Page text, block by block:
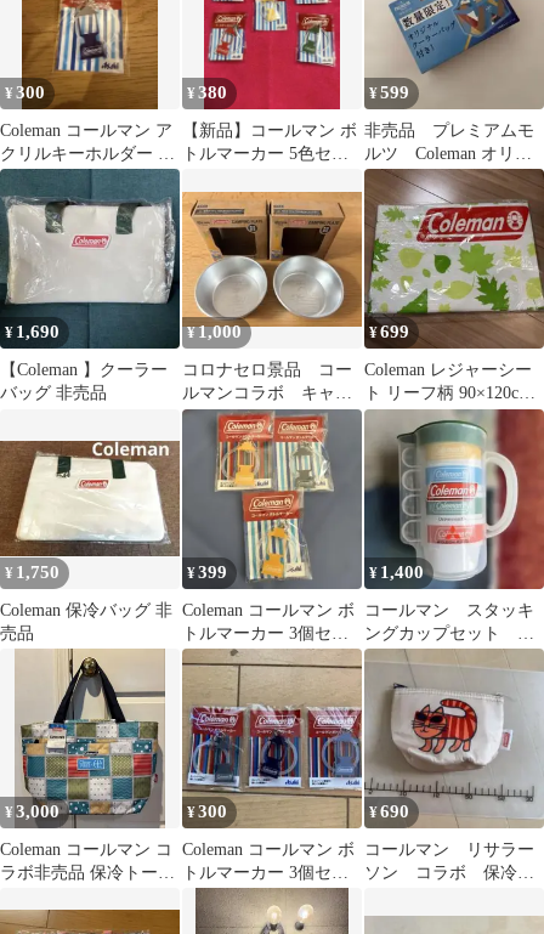
¥300
Coleman コールマン ア
クリルキーホルダー 非
売品
¥380
【新品】コールマン ボ
トルマーカー 5色セッ
ティ 非売品
¥599
非売品 プレミアムモ
ルツ Coleman オリジ
ナルクーラーバック
¥ 1,690
【Coleman 】クーラー
バッグ 非売品
¥1,000
コロナセロ景品 コー
ルマンコラボ キャン
ププレート2個セット
非売品 新品
¥699
Coleman レジャーシー
ト リーフ柄 90×120cm
2、3人用 非売品
¥ 1,750
Coleman 保冷バッグ 非
売品
¥399
Coleman コールマン ボ
トルマーカー 3個セッ
ト
¥ 1,400
コールマン スタッキ
ングカップセット 非
売品
¥3,000
Coleman コールマン コ
ラボ非売品 保冷トート
¥300
Coleman コールマン ボ
トルマーカー 3個セッ
ト 非売品
¥690
コールマン リサラー
ソン コラボ 保冷ポ
ー リンネル